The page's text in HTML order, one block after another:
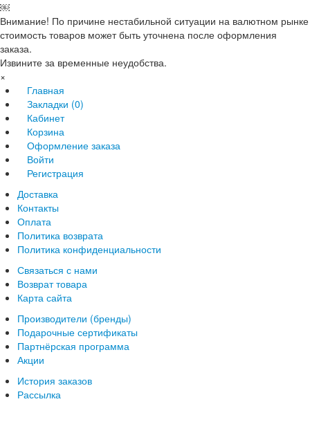
￼
Внимание! По причине нестабильной ситуации на валютном рынке
стоимость товаров может быть уточнена после оформления
заказа.
Извините за временные неудобства.
×
Главная
Закладки (0)
Кабинет
Корзина
Оформление заказа
Войти
Регистрация
Доставка
Контакты
Оплата
Политика возврата
Политика конфиденциальности
Связаться с нами
Возврат товара
Карта сайта
Производители (бренды)
Подарочные сертификаты
Партнёрская программа
Акции
История заказов
Рассылка